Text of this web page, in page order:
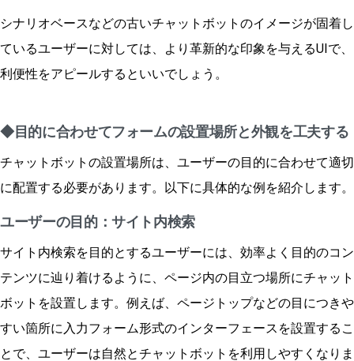
シナリオベースなどの古いチャットボットのイメージが固着し
ているユーザーに対しては、より革新的な印象を与えるUIで、
利便性をアピールするといいでしょう。
◆目的に合わせてフォームの設置場所と外観を工夫する
チャットボットの設置場所は、ユーザーの目的に合わせて適切
に配置する必要があります。以下に具体的な例を紹介します。
ユーザーの目的：サイト内検索
サイト内検索を目的とするユーザーには、効率よく目的のコン
テンツに辿り着けるように、ページ内の目立つ場所にチャット
ボットを設置します。例えば、ページトップなどの目につきや
すい箇所に入力フォーム形式のインターフェースを設置するこ
とで、ユーザーは自然とチャットボットを利用しやすくなりま